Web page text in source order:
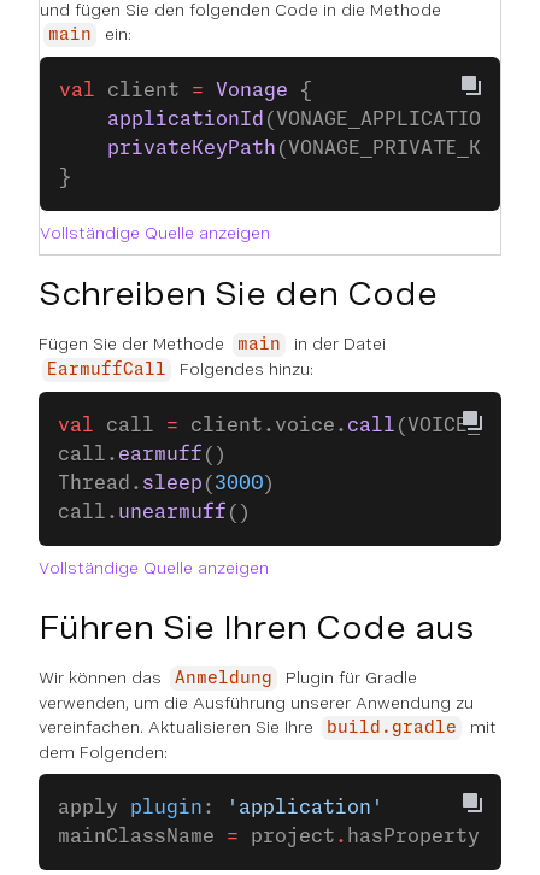
und fügen Sie den folgenden Code in die Methode
main ein:
val client = Vonage {
    applicationId
(VONAGE_APPLICATION_ID)
    privateKeyPath
}
Vollständige Quelle anzeigen
Schreiben Sie den Code
Fügen Sie der Methode main in der Datei
EarmuffCall Folgendes hinzu:
val call = client.voice. call
call. earmuff ()
Thread. sleep ( 3000)
call. unearmuff ()
Vollständige Quelle anzeigen
Führen Sie Ihren Code aus
Wir können das Anmeldung
Plugin für Gradle
verwenden, um die Ausführung unserer Anwendung zu
vereinfachen. Aktualisieren Sie Ihre
build.gradle
mit
dem Folgenden:
apply plugin :
'application'
mainClassName = project . hasProperty(